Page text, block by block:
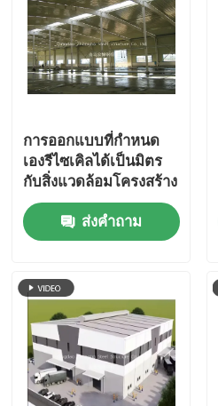
การออกแบบที่กำหนด
เองรีไซเคิลได้เป็นมิตร
กับสิ่งแวดล้อมโครงสร้าง
เหล็กสำเร็จรูปอาคารโรง
เก็บเครื่องบินรับรอง CE
ISO
ส่งคำถาม